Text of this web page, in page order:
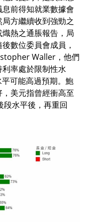
前得知就業數據會
方繼續收到強勁之
熱之通脹報告，局
數位委員會成員，
Waller，他們
率處於限制性水
可能高過預期。鮑
美元指曾經衝高至
段水平後，再重回